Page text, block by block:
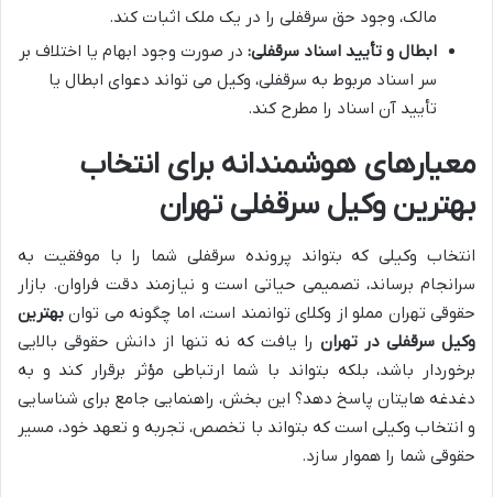
مالک، وجود حق سرقفلی را در یک ملک اثبات کند.
ابطال و تأیید اسناد سرقفلی: در صورت وجود ابهام یا اختلاف بر
سر اسناد مربوط به سرقفلی، وکیل می تواند دعوای ابطال یا
تأیید آن اسناد را مطرح کند.
معیارهای هوشمندانه برای انتخاب
بهترین وکیل سرقفلی تهران
انتخاب وکیلی که بتواند پرونده سرقفلی شما را با موفقیت به
سرانجام برساند، تصمیمی حیاتی است و نیازمند دقت فراوان. بازار
حقوقی تهران مملو از وکلای توانمند است، اما چگونه می توان بهترین
وکیل سرقفلی در تهران را یافت که نه تنها از دانش حقوقی بالایی
برخوردار باشد، بلکه بتواند با شما ارتباطی مؤثر برقرار کند و به
دغدغه هایتان پاسخ دهد؟ این بخش، راهنمایی جامع برای شناسایی
و انتخاب وکیلی است که بتواند با تخصص، تجربه و تعهد خود، مسیر
حقوقی شما را هموار سازد.